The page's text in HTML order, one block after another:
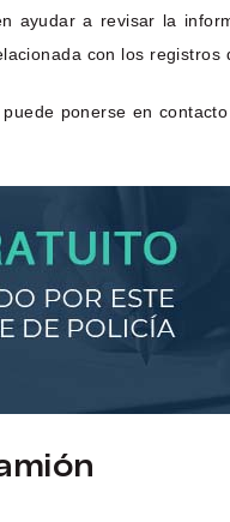
ayudar a revisar la
con los
ponerse en